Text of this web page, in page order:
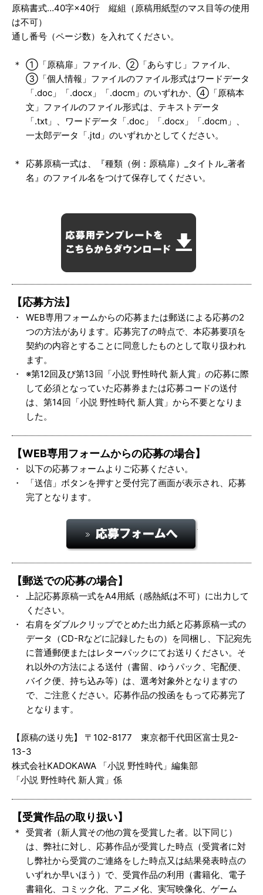
原稿書式…40字×40行 縦組（原稿用紙型のマス目等の使用
は不可）
通し番号（ページ数）を入れてください。
①「原稿扉」ファイル、②「あらすじ」ファイル、
③「個人情報」ファイルのファイル形式はワードデータ
「.doc」「.docx」「.docm」のいずれか、④「原稿本
文」ファイルのファイル形式は、テキストデータ
「.txt」、ワードデータ「.doc」「.docx」「.docm」、
一太郎データ「.jtd」のいずれかとしてください。
応募原稿一式は、『種類（例：原稿扉）_タイトル_著者
名』のファイル名をつけて保存してください。
【応募方法】
WEB専用フォームからの応募または郵送による応募の2
つの方法があります。応募完了の時点で、本応募要項を
契約の内容とすることに同意したものとして取り扱われ
ます。
※第12回及び第13回「小説 野性時代 新人賞」の応募に際
して必須となっていた応募券または応募コードの送付
は、第14回「小説 野性時代 新人賞」から不要となりま
した。
【WEB専用フォームからの応募の場合】
以下の応募フォームよりご応募ください。
「送信」ボタンを押すと受付完了画面が表示され、応募
完了となります。
【郵送での応募の場合】
上記応募原稿一式をA4用紙（感熱紙は不可）に出力して
ください。
右肩をダブルクリップでとめた出力紙と応募原稿一式の
データ（CD-Rなどに記録したもの）を同梱し、下記宛先
に普通郵便またはレターパックにてお送りください。そ
れ以外の方法による送付（書留、ゆうパック、宅配便、
バイク便、持ち込み等）は、選考対象外となりますの
で、ご注意ください。応募作品の投函をもって応募完了
となります。
【原稿の送り先】 〒102-8177 東京都千代田区富士見2-
13-3
株式会社KADOKAWA 「小説 野性時代」編集部
「小説 野性時代 新人賞」係
【受賞作品の取り扱い】
受賞者（新人賞その他の賞を受賞した者。以下同じ）
は、弊社に対し、応募作品が受賞した時点（受賞者に対
し弊社から受賞のご連絡をした時点又は結果発表時点の
いずれか早いほう）で、受賞作品の利用（書籍化、電子
書籍化、コミック化、アニメ化、実写映像化、ゲーム